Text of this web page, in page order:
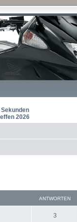
2026
ANTWORTEN
3A